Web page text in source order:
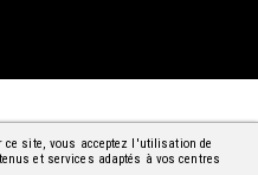
SIMPLEMENT
RÉSERVÉS
site, vous acceptez l'utilisation de
et services adaptés à vos centres